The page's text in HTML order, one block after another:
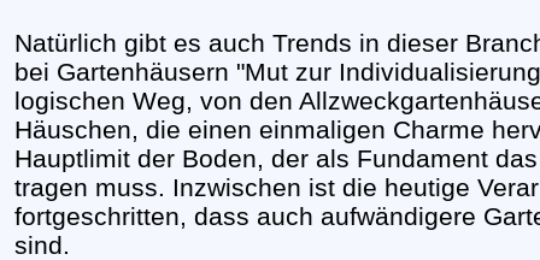
Natürlich gibt es auch Trends in dieser
bei Gartenhäusern "Mut zur
logischen Weg, von den
Häuschen, die einen einmaligen Charme
Hauptlimit der Boden, der als Fundament
tragen muss. Inzwischen ist die heutige
fortgeschritten, dass auch aufwändigere
sind.